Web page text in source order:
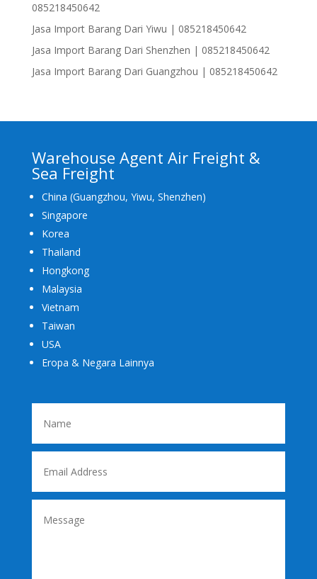
085218450642
Jasa Import Barang Dari Yiwu | 085218450642
Jasa Import Barang Dari Shenzhen | 085218450642
Jasa Import Barang Dari Guangzhou | 085218450642
Warehouse Agent Air Freight &
Sea Freight
China (Guangzhou, Yiwu, Shenzhen)
Singapore
Korea
Thailand
Hongkong
Malaysia
Vietnam
Taiwan
USA
Eropa & Negara Lainnya